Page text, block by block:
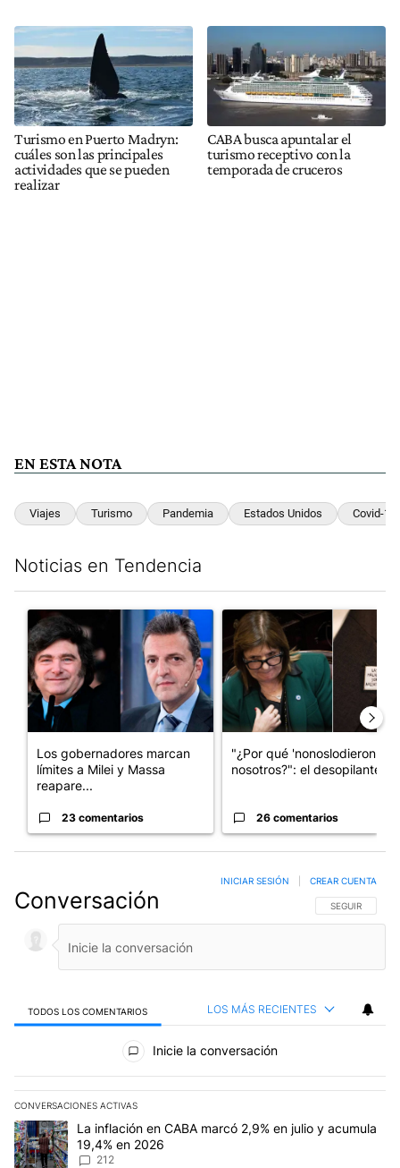
Turismo en Puerto Madryn:
cuáles son las principales
actividades que se pueden
realizar
CABA busca apuntalar el
turismo receptivo con la
temporada de cruceros
EN ESTA NOTA
Viajes Turismo Pandemia Estados Unidos Covid-19
Noticias en Tendencia
Un artículo de tendencia con el título "Los gobernadores
Los gobernadores marcan
límites a Milei y Massa
reapare...
23 comentarios
Un artículo de tendencia con
"¿Por qué 'nonoslodieron' a
nosotros?": el desopilante ...
26 comentarios
Conversación SIGA ESTA
SEGUIR
INICIAR SESIÓN CREAR CUENTA
TODOS LOS COMENTARIOS LOS MÁS RECIENTES
Todos los comentarios
Inicie la conversación
CONVERSACIONES ACTIVAS
Este listado muestra los artículos con más comentarios en los
Un artículo de tendencia con el título "La inflación en CABA
La inflación en CABA marcó 2,9% en julio y acumula
19,4% en 2026
212